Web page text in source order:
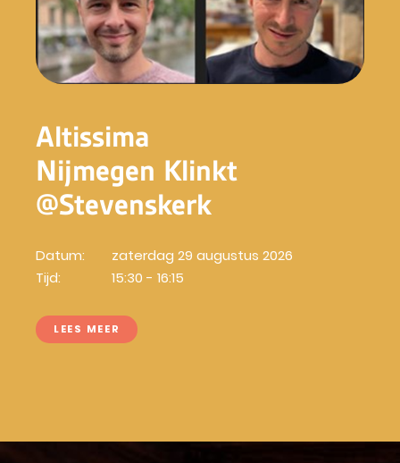
Altissima
Nijmegen Klinkt
@Stevenskerk
Datum:
Tijd:
zaterdag 29 augustus 2026
15:30 - 16:15
LEES MEER